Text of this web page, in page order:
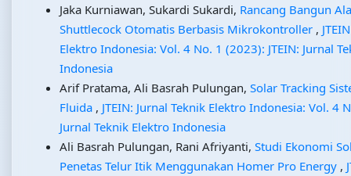
Jaka Kurniawan, Sukardi Sukardi, Rancang Bangun
Shuttlecock Otomatis Berbasis Mikrokontroller ,
Elektro Indonesia: Vol. 4 No. 1 (2023): JTEIN: Jurnal
Indonesia
Arif Pratama, Ali Basrah Pulungan, Solar Tracking
Fluida , JTEIN: Jurnal Teknik Elektro Indonesia: Vol. 4
Jurnal Teknik Elektro Indonesia
Ali Basrah Pulungan, Rani Afriyanti, Studi Ekonomi
Penetas Telur Itik Menggunakan Homer Pro Energy ,